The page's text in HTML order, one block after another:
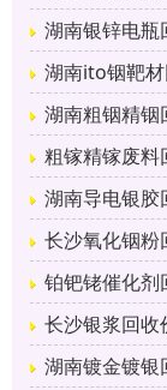
湖南银锌电瓶
湖南ito铟靶
湖南粗铟精铟
粗镓精镓废料
湖南导电银胶
长沙氧化铟粉
铂钯铑催化剂
长沙银浆回收
湖南镀金镀银